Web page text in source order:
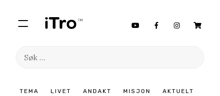
TEMA LIVET ANDAKT MISJON AKTUELT
Søk